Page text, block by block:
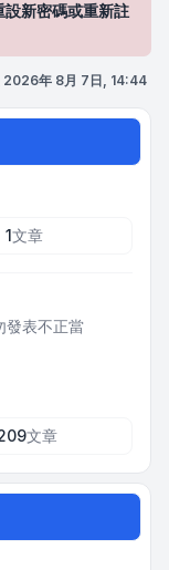
新密碼或重新註
2026年 8月 7日, 14:44
1文章
發表不正當
文章